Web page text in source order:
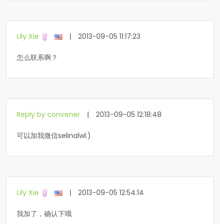
Lily Xie | 2013-09-05 11:17:23
怎么联系啊？
Reply by convener | 2013-09-05 12:18:48
可以加我微信selinalwl:)
Lily Xie | 2013-09-05 12:54:14
我加了，确认下哦